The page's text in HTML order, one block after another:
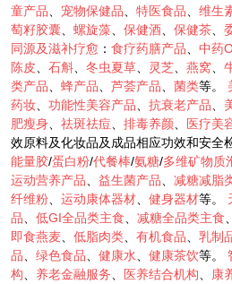
童产品
宠物保健品 特医食品 维生
萄籽胶囊
螺旋藻 保健酒 保健茶
同源及滋补疗愈 ： 食疗药膳产品 中药
陈皮
石斛 冬虫夏草 灵芝 燕窝
类产品
蜂产品 芦荟产品 菌类等。
药妆
功能性美容产品 抗衰老产品
肥瘦身
祛斑祛痘 排毒养颜 医疗美
效原料及化妆品及成品相应功效和安全
能量胶/蛋白粉/代餐棒/氨糖/多维矿物质
运动营养产品
益生菌产品 减糖减脂
纤维粉
运动康体器材 健身器材等。
品
低GI全品类主食 减糖全品类主食
即食燕麦
低脂肉类 有机食品 乳制
品
绿色食品 健康水 健康茶饮等。
构
养老金融服务 医养结合机构 康